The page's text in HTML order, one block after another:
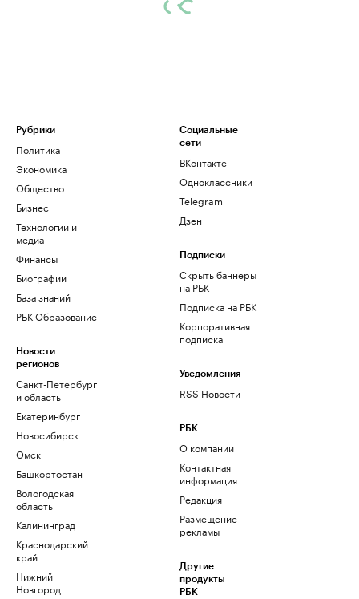
Рубрики
Политика
Экономика
Общество
Бизнес
Технологии и
медиа
Финансы
Биографии
База знаний
РБК Образование
Новости
регионов
Санкт-Петербург
и область
Екатеринбург
Новосибирск
Омск
Башкортостан
Вологодская
область
Калининград
Краснодарский
край
Нижний
Новгород
Социальные
сети
ВКонтакте
Одноклассники
Telegram
Дзен
Подписки
Скрыть баннеры
на РБК
Подписка на РБК
Корпоративная
подписка
Уведомления
RSS Новости
РБК
О компании
Контактная
информация
Редакция
Размещение
рекламы
Другие
продукты
РБК